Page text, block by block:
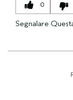
0
Segnalare